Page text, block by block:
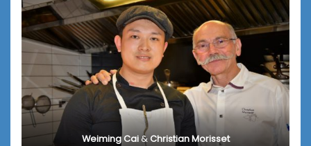
Weiming Cai&Christian Morisset